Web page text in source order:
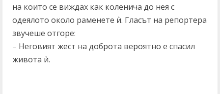
на които се виждах как коленича до нея с
одеялото около раменете ѝ. Гласът на репортера
звучеше отгоре:
– Неговият жест на доброта вероятно е спасил
живота ѝ.